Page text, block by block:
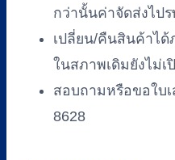
กว่านั้นค่าจัดส่งไป
เปลี่ยน/คืนสินค้าได้
ในสภาพเดิมยังไม่เ
สอบถามหรือขอใบ
8628